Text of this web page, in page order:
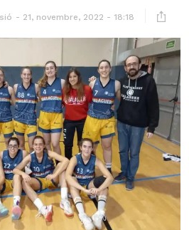
21, novembre, 2022 - 18:18